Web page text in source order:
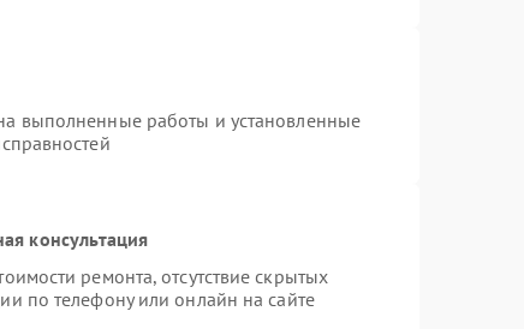
выполненные работы и установленные
консультация
ремонта, отсутствие скрытых
по телефону или онлайн на сайте